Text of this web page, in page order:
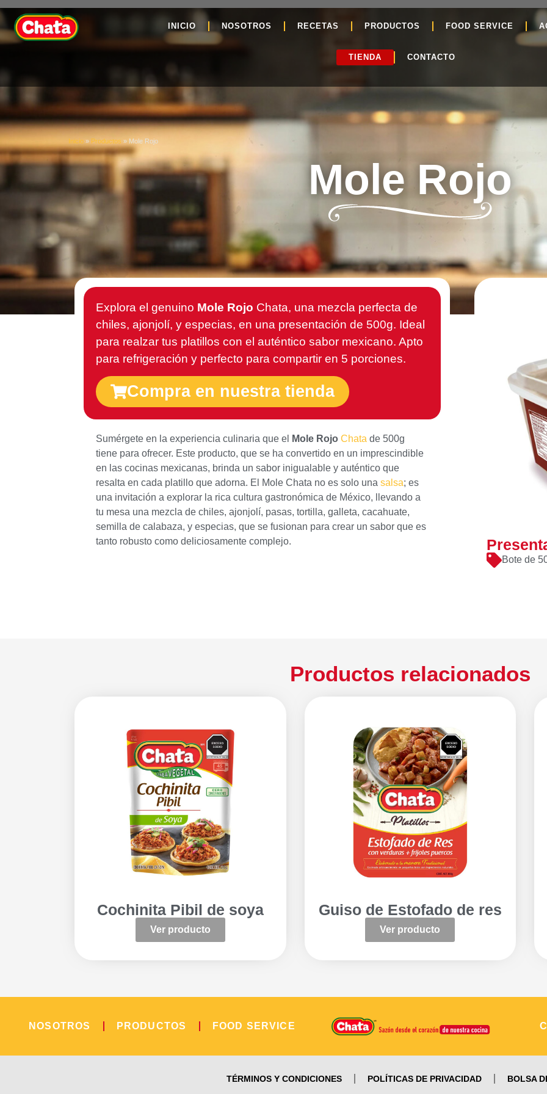
INICIO NOSOTROS RECETAS PRODUCTOS FOOD SERVICE
TIENDA CONTACTO
Inicio » Productos » Mole Rojo
Mole Rojo
Explora el genuino Mole Rojo Chata, una mezcla perfecta de
chiles, ajonjolí, y especias, en una presentación de 500g. Ideal
para realzar tus platillos con el auténtico sabor mexicano. Apto
para refrigeración y perfecto para compartir en 5 porciones.
Compra en nuestra tienda
Sumérgete en la experiencia culinaria que el Mole Rojo Chata de 500g
tiene para ofrecer. Este producto, que se ha convertido en un imprescindible
en las cocinas mexicanas, brinda un sabor inigualable y auténtico que
resalta en cada platillo que adorna. El Mole Chata no es solo una salsa; es
una invitación a explorar la rica cultura gastronómica de México, llevando a
tu mesa una mezcla de chiles, ajonjolí, pasas, tortilla, galleta, cacahuate,
semilla de calabaza, y especias, que se fusionan para crear un sabor que es
tanto robusto como deliciosamente complejo.
Bote de
Productos relacionados
Cochinita Pibil de soya
Ver producto
Guiso de Estofado de res
Ver producto
NOSOTROS PRODUCTOS FOOD SERVICE
TÉRMINOS Y CONDICIONES POLÍTICAS DE PRIVACIDAD BOLSA